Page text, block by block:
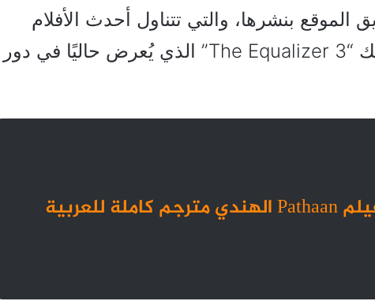
بنشرها، والتي تتناول أحدث الأفلام
والمسلسلات، بما في ذلك “The Equalizer 3” الذي يُعرض حاليًا في دور
تحميل ومشاهدة فيلم Pathaan الهندي مترجم كاملة للعربية